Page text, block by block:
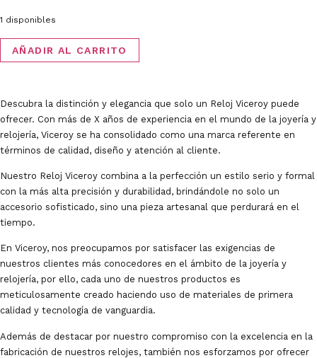
1 disponibles
AÑADIR AL CARRITO
Descubra la distinción y elegancia que solo un Reloj Viceroy puede
ofrecer. Con más de X años de experiencia en el mundo de la joyería y
relojería, Viceroy se ha consolidado como una marca referente en
términos de calidad, diseño y atención al cliente.
Nuestro Reloj Viceroy combina a la perfección un estilo serio y formal
con la más alta precisión y durabilidad, brindándole no solo un
accesorio sofisticado, sino una pieza artesanal que perdurará en el
tiempo.
En Viceroy, nos preocupamos por satisfacer las exigencias de
nuestros clientes más conocedores en el ámbito de la joyería y
relojería, por ello, cada uno de nuestros productos es
meticulosamente creado haciendo uso de materiales de primera
calidad y tecnología de vanguardia.
Además de destacar por nuestro compromiso con la excelencia en la
fabricación de nuestros relojes, también nos esforzamos por ofrecer